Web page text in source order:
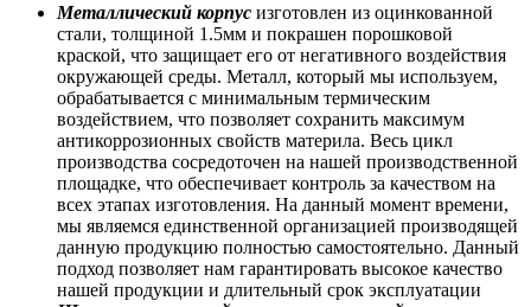
Металлический корпус изготовлен из оцинкованной
стали, толщиной 1.5мм и покрашен порошковой
краской, что защищает его от негативного воздействия
окружающей среды. Металл, который мы используем,
обрабатывается с минимальным термическим
воздействием, что позволяет сохранить максимум
антикоррозионных свойств материла. Весь цикл
производства сосредоточен на нашей производственной
площадке, что обеспечивает контроль за качеством на
всех этапах изготовления. На данный момент времени,
мы являемся единственной организацией производящей
данную продукцию полностью самостоятельно. Данный
подход позволяет нам гарантировать высокое качество
нашей продукции и длительный срок эксплуатации